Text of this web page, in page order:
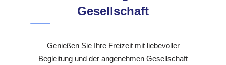
Gesellschaft
Genießen Sie Ihre Freizeit mit liebevoller
Begleitung und der angenehmen Gesellschaft